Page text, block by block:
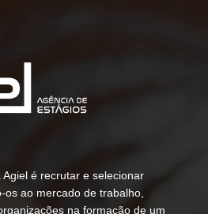
é recrutar e selecionar
ao mercado de trabalho,
na formação de um